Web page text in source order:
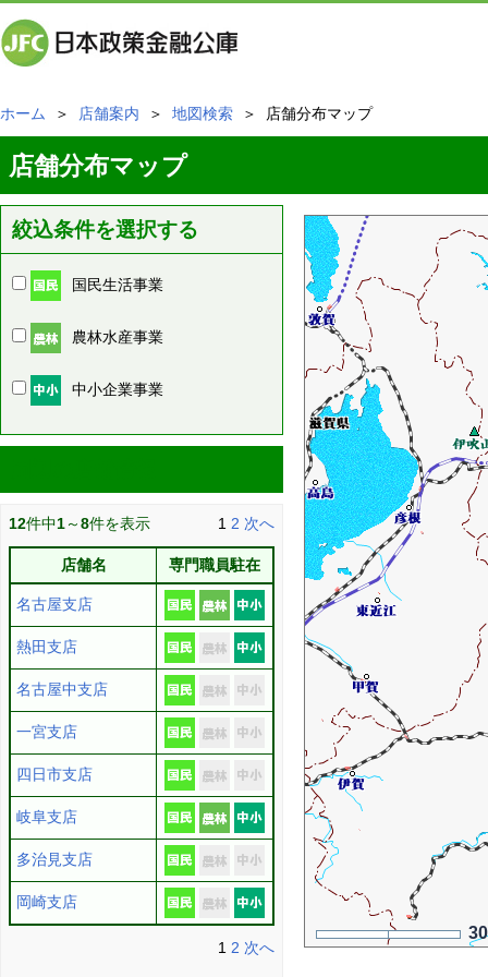
ホーム ＞ 店舗案内 ＞ 地図検索 ＞ 店舗分布マップ
店舗分布マップ
絞込条件を選択する
国民生活事業
農林水産事業
中小企業事業
12件中1～8件を表示 1 2 次へ
店舗名 専門職員駐在
名古屋支店
熱田支店
名古屋中支店
一宮支店
四日市支店
岐阜支店
多治見支店
岡崎支店
1 2 次へ